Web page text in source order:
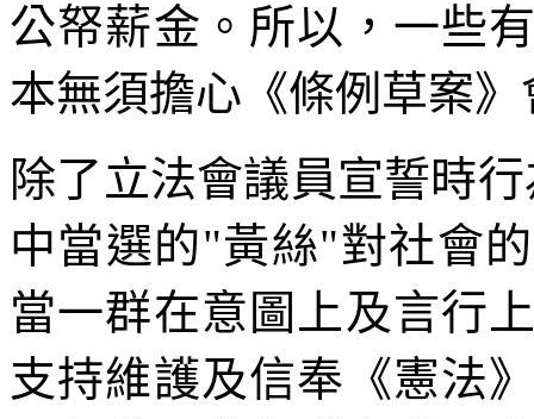
公帑薪金。所以，一些
本無須擔心《條例草案
除了立法會議員宣誓時
中當選的"黃絲"對社會
當一群在意圖上及言行
支持維護及信奉《憲法